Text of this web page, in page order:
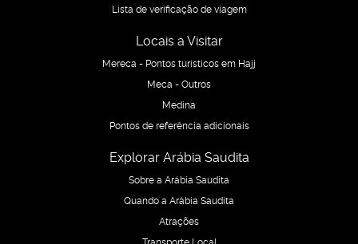
Lista de verificação de viagem
Locais a Visitar
Mereca - Pontos turísticos em Hajj
Meca - Outros
Medina
Pontos de referência adicionais
Explorar Arábia Saudita
Sobre a Arábia Saudita
Quando a Arábia Saudita
Atrações
Transporte Local